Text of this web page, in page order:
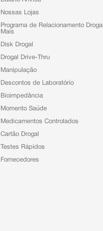
Nossas Lojas
Programa de Relacionamento Drogal
Mais
Disk Drogal
Drogal Drive-Thru
Manipulação
Descontos de Laboratório
Bioimpedância
Momento Saúde
Medicamentos Controlados
Cartão Drogal
Testes Rápidos
Fornecedores